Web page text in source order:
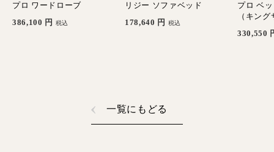
プロ ワードローブ
386,100 円 税込
リジー ソファベッド
178,640 円 税込
プロ ベ
（キン
330,550
一覧にもどる